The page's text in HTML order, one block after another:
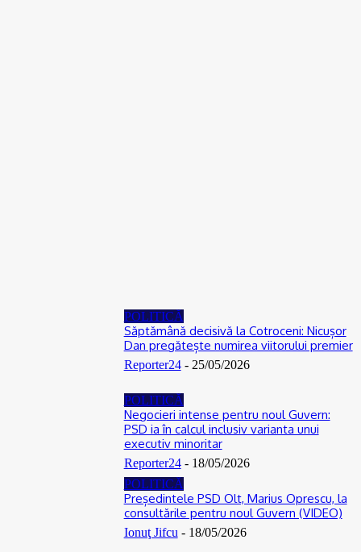
POLITICĂ
Săptămână decisivă la Cotroceni: Nicușor
Dan pregătește numirea viitorului premier
Reporter24 - 25/05/2026
POLITICĂ
Negocieri intense pentru noul Guvern:
PSD ia în calcul inclusiv varianta unui
executiv minoritar
Reporter24 - 18/05/2026
POLITICĂ
Președintele PSD Olt, Marius Oprescu, la
consultările pentru noul Guvern (VIDEO)
Ionuţ Jifcu - 18/05/2026